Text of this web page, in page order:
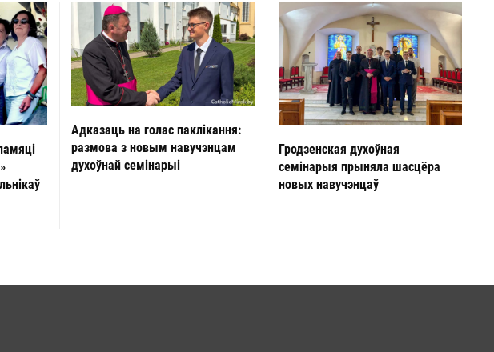
Адказаць на голас паклікання:
размова з новым навучэнцам
духоўнай семінарыі
Гродзенская духоўная
семінарыя прыняла шасцёра
новых навучэнцаў